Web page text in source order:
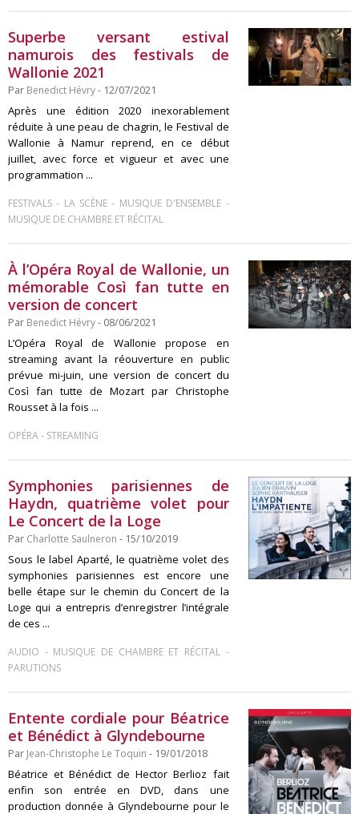
Superbe versant estival
namurois des festivals de
Wallonie 2021
Par Benedict Hévry- 12/07/2021
Après une édition 2020 inexorablement
réduite à une peau de chagrin, le Festival de
Wallonie à Namur reprend, en ce début
juillet, avec force et vigueur et avec une
programmation ...
FESTIVALS - LA SCÈNE - MUSIQUE D'ENSEMBLE -
MUSIQUE DE CHAMBRE ET RÉCITAL
À l’Opéra Royal de Wallonie, un
mémorable Così fan tutte en
version de concert
Par Benedict Hévry- 08/06/2021
L’Opéra Royal de Wallonie propose en
streaming avant la réouverture en public
prévue mi-juin, une version de concert du
Così fan tutte de Mozart par Christophe
Rousset à la fois ...
OPÉRA- STREAMING
Symphonies parisiennes de
Haydn, quatrième volet pour
Le Concert de la Loge
Par Charlotte Saulneron - 15/10/2019
Sous le label Aparté, le quatrième volet des
symphonies parisiennes est encore une
belle étape sur le chemin du Concert de la
Loge qui a entrepris d’enregistrer l’intégrale
de ces ...
AUDIO - MUSIQUE DE CHAMBRE ET RÉCITAL-
PARUTIONS
Entente cordiale pour Béatrice
et Bénédict à Glyndebourne
Par Jean-Christophe Le Toquin - 19/01/2018
Béatrice et Bénédict de Hector Berlioz fait
enfin son entrée en DVD, dans une
production donnée à Glyndebourne pour le